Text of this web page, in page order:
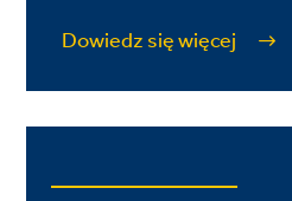
Dowiedz się więcej